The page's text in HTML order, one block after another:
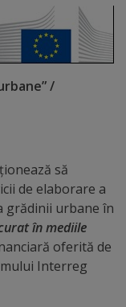
/
să
de elaborare a
grădinii urbane în
în mediile
oferită de
Interreg